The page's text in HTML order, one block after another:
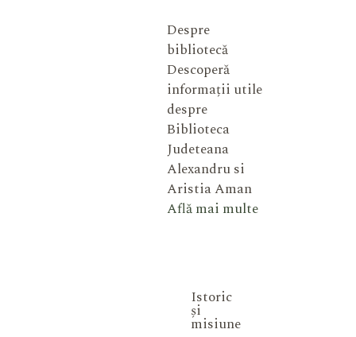
Despre
bibliotecă
Descoperă
informații utile
despre
Biblioteca
Judeteana
Alexandru si
Aristia Aman
Află mai multe
Istoric
și
misiune